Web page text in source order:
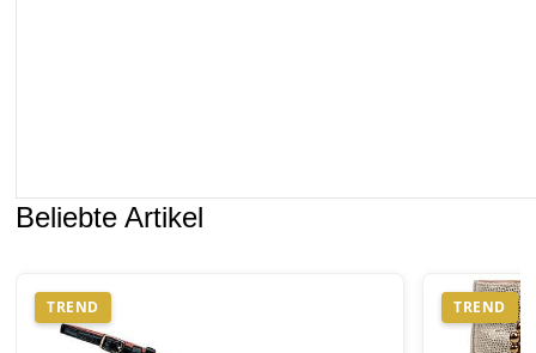
Beliebte Artikel
TREND TREND